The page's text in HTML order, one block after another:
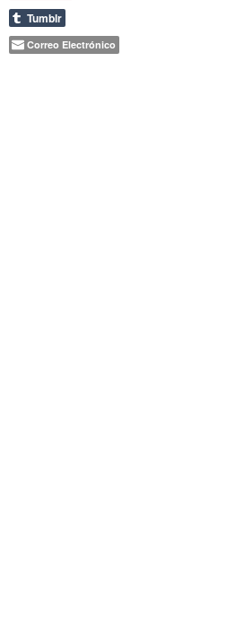
Tumblr
Correo Electrónico